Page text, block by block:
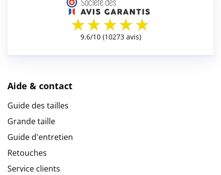
Aide & contact
Guide des tailles
Grande taille
Guide d'entretien
Retouches
Service clients